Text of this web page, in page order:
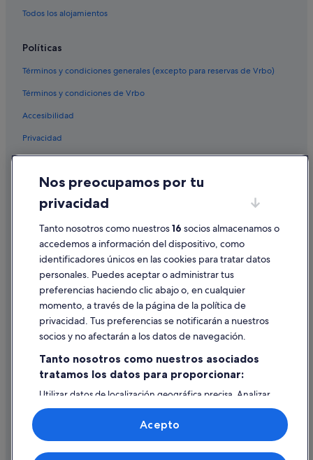
Casas privadas de vacaciones en Valencia
Hoteles cerca de Ciudad de las Artes y las Ciencias
Hoteles románticos en Valencia
Hoteles con gimnasio en Valencia
Campings de caravanas en Comunidad Valenciana
Iberostar hoteles en Valencia
Hoteles que aceptan mascotas en Comunidad Valenciana
Hoteles con wifi en Comunidad Valenciana
Tiendas de safari en Provincia de Valencia
Valencia hoteles
Room Mate Hotels en Valencia
Hoteles con gimnasio en Provincia de Valencia
Chalets en Comunidad Valenciana
Hoteles cerca de Universidad de Valencia
Wyndham Hotels en Valencia
Hoteles con restaurante en Valencia
Hoteles cerca de Palacio del Marqués de Dos Aguas
Hoteles de 5 estrellas en Centro de Valencia
Todos los alojamientos
Políticas
Términos y condiciones generales (excepto para reservas de Vrbo)
Términos y condiciones de Vrbo
Accesibilidad
Privacidad
Condiciones de uso
Información legal/contacto
Pautas sobre el contenido y cómo denunciar contenido
Ayuda
Cancelar un vuelo
Cancelar una reserva de hotel o de un alquiler vacacional
Utilizar un cupón de Expedia
Documentos para viajes internacionales
Nos preocupamos por tu
privacidad
Tanto nosotros como nuestros16 socios almacenamos o
accedemos a información del dispositivo, como
identificadores únicos en las cookies para tratar datos
personales. Puedes aceptar o administrar tus
preferencias haciendo clic abajo o, en cualquier
momento, a través de la página de la política de
privacidad. Tus preferencias se notificarán a nuestros
socios y no afectarán a los datos de navegación.
Tanto nosotros como nuestros asociados
tratamos los datos para proporcionar:
Utilizar datos de localización geográfica precisa. Analizar
activamente las características del dispositivo para su
identificación. Almacenar la información en un dispositivo
y/o acceder a ella. Publicidad y contenido personalizados,
medición de publicidad y contenido, investigación de
audiencia y desarrollo de servicios.
Acepto